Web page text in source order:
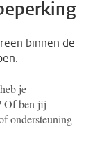
binnen de
je
Of ben jij
ondersteuning